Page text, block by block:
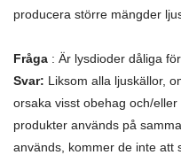
producera större mängder
Fråga : Är lysdioder dåliga
Svar: Liksom alla ljuskällor,
orsaka visst obehag och/
produkter används på
används, kommer de inte att